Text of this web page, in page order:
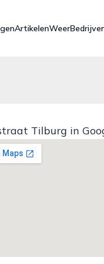
ArtikelenWeer
Tilburg in